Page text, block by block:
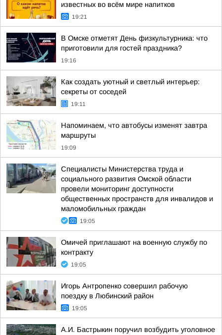
известных во всём мире напитков
19:21
В Омске отметят День физкультурника: что
приготовили для гостей праздника?
19:16
Как создать уютный и светлый интерьер:
секреты от соседей
19:11
Напоминаем, что автобусы изменят завтра
маршруты
19:09
Специалисты Министерства труда и
социального развития Омской области
провели мониторинг доступности
общественных пространств для инвалидов и
маломобильных граждан
19:05
Омичей приглашают на военную службу по
контракту
19:05
Игорь Антропенко совершил рабочую
поездку в Любинский район
19:05
А.И. Бастрыкин поручил возбудить уголовное